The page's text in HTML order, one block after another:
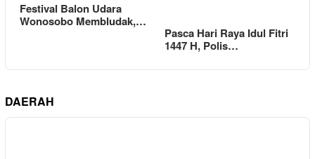
Festival Balon Udara
Wonosobo Membludak,…
Pasca Hari Raya Idul Fitri
1447 H, Polis…
DAERAH